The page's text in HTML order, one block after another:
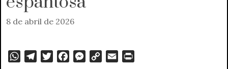
8 de abril de 2026
W
M